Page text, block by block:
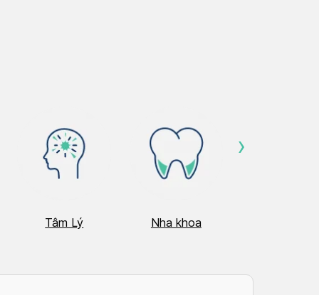
Tâm Lý Nha khoa
›